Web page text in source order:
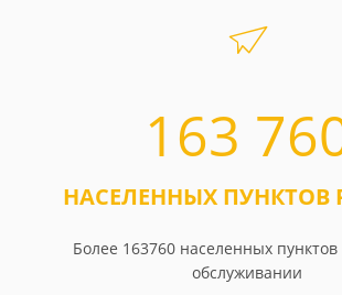
163
НАСЕЛЕННЫХ ПУНКТОВ
Более 163760 населенных пунктов
обслуживании